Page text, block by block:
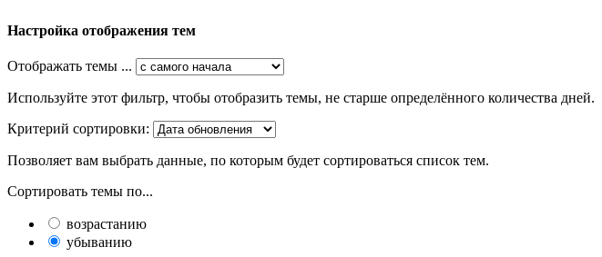
Настройка отображения тем
Отображать темы ...
Используйте этот фильтр, чтобы отобразить темы, не старше определённого количества дней.
Критерий сортировки:
Позволяет вам выбрать данные, по которым будет сортироваться список тем.
Сортировать темы по...
возрастанию
убыванию